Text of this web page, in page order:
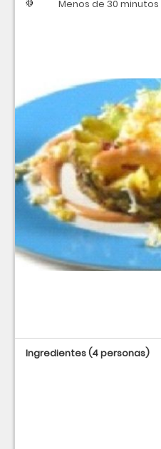
Menos de 30 minutos
Ingredientes(4 personas)